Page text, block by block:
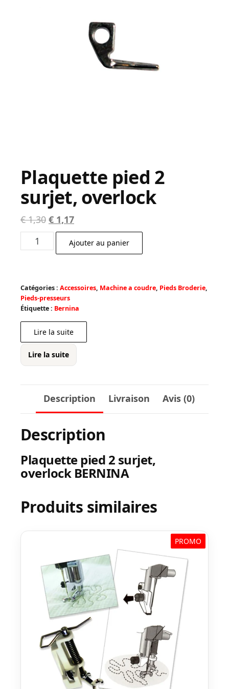
Plaquette pied 2
surjet, overlock
€1,30 Le
prix
initial
€ 1,17Le
prix
actuel
quantité
de
2
surjet,
overlock
Ajouter au panier
Catégories : Accessoires, Machine a coudre, Pieds Broderie,
Pieds-presseurs
Étiquette : Bernina
Lire la suite
Lire la suite
Description Livraison Avis (0)
Description
Plaquette pied 2 surjet,
overlock BERNINA
Produits similaires
PROMO